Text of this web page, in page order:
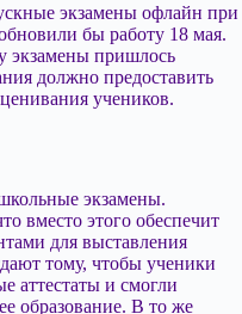
экзамены офлайн при
бы работу 18 мая.
экзамены пришлось
должно предоставить
учеников.
экзамены.
вместо этого обеспечит
для выставления
тому, чтобы ученики
аттестаты и смогли
образование. В то же